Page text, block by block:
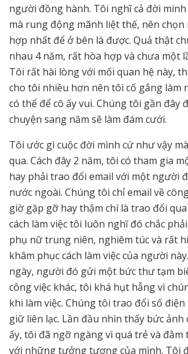
người đồng hành. Tôi nghĩ cả đời minh
mà rung động mãnh liệt thế, nên
hợp nhất để ở bên là được. Quả thật
nhau 4 năm, rất hòa hợp và chưa một
Tôi rất hài lòng với mối quan hệ này,
cho tôi nhiều hơn nên tôi cố gắng làm
có thể để cô ấy vui. Chúng tôi gần đây
chuyện sang năm sẽ làm đám cưới.
Tôi ước gì cuộc đời mình cứ như vậy
qua. Cách đây 2 năm, tôi có tham gia
hay phải trao đổi email với một người
nước ngoài. Chúng tôi chỉ email về
giờ gặp gỡ hay thậm chí là trao đổi
cách làm việc tôi luôn nghĩ đó chắc
phụ nữ trung niên, nghiêm túc và rất
khâm phục cách làm việc của người
ngày, người đó gửi một bức thư tạm
công việc khác, tôi khá hụt hẫng vì
khi làm việc. Chúng tôi trao đổi số
giữ liên lạc. Lần đầu nhìn thấy bức ảnh
ấy, tôi đã ngỡ ngàng vì quá trẻ và đằm
với những tưởng tượng của mình. Tôi